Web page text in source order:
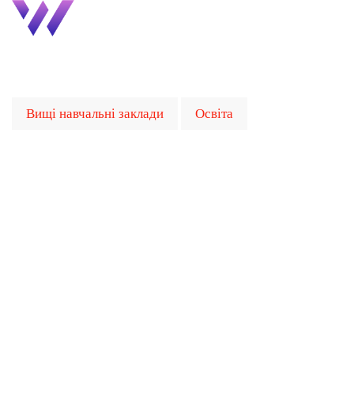
Вищі навчальні заклади Освіта